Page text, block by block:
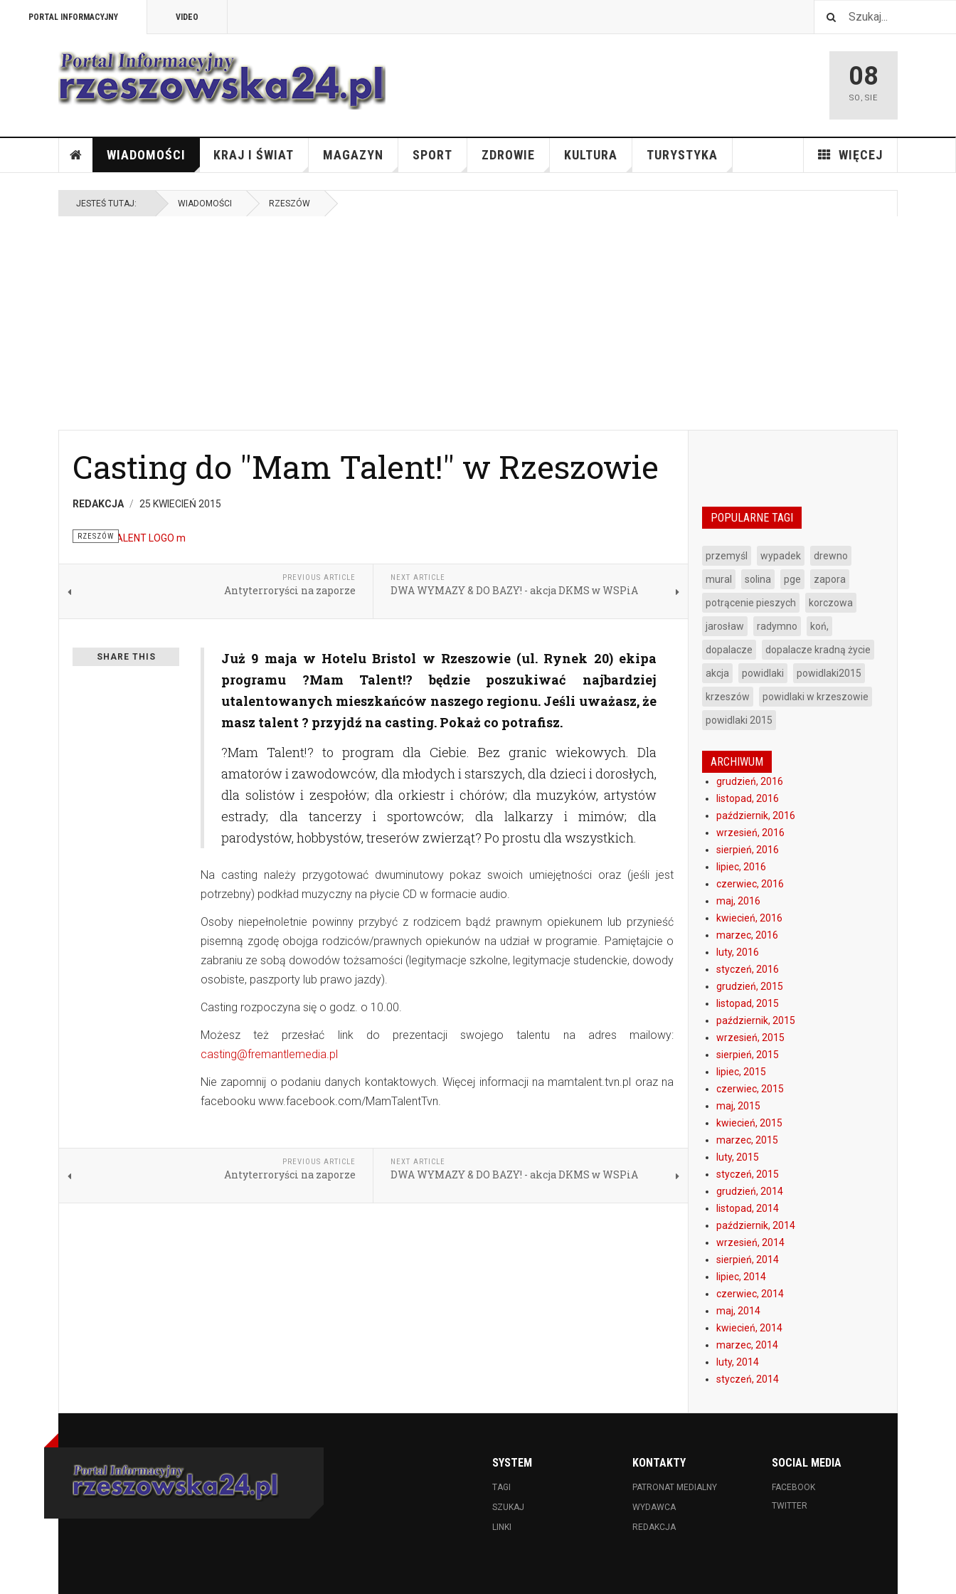
PORTAL INFORMACYJNY VIDEO
08
SO , SIE
WIADOMOŚCI KRAJ I ŚWIAT MAGAZYN SPORT ZDROWIE KULTURA TURYSTYKA WIĘCEJ
JESTEŚ TUTAJ: WIADOMOŚCI RZESZÓW
Casting do "Mam Talent!" w Rzeszowie
REDAKCJA 25 KWIECIEŃ 2015
RZESZÓW
PREVIOUS ARTICLE
Antyterroryści na zaporze
NEXT ARTICLE
DWA WYMAZY & DO BAZY! - akcja DKMS w WSPiA
SHARE THIS Już 9 maja w Hotelu Bristol w Rzeszowie (ul. Rynek 20)ekipa
programu ?Mam Talent!? będzie poszukiwać najbardziej
utalentowanych mieszkańców naszego regionu. Jeśli uważasz, że
masz talent ? przyjdź na casting. Pokaż co potrafisz.
?Mam Talent!? to program dla Ciebie. Bez granic wiekowych. Dla
amatorów i zawodowców, dla młodych i starszych, dla dzieci i dorosłych,
dla solistów i zespołów; dla orkiestr i chórów; dla muzyków, artystów
estrady; dla tancerzy i sportowców; dla lalkarzy i mimów; dla
parodystów, hobbystów, treserów zwierząt? Po prostu dla wszystkich.
Na casting należy przygotować dwuminutowy pokaz swoich umiejętności oraz (jeśli jest
potrzebny) podkład muzyczny na płycie CD w formacie audio.
Osoby niepełnoletnie powinny przybyć z rodzicem bądź prawnym opiekunem lub przynieść
pisemną zgodę obojga rodziców/prawnych opiekunów na udział w programie. Pamiętajcie o
zabraniu ze sobą dowodów tożsamości (legitymacje szkolne, legitymacje studenckie, dowody
osobiste, paszporty lub prawo jazdy).
Casting rozpoczyna się o godz. o 10.00.
Możesz też przesłać link do prezentacji swojego talentu na adres mailowy:
casting@fremantlemedia.pl
Nie zapomnij o podaniu danych kontaktowych. Więcej informacji na mamtalent.tvn.pl oraz na
facebooku www.facebook.com/MamTalentTvn.
PREVIOUS ARTICLE
Antyterroryści na zaporze
NEXT ARTICLE
DWA WYMAZY & DO BAZY! - akcja DKMS w WSPiA
POPULARNE TAGI
przemyśl wypadek drewno
mural solina pge zapora
potrącenie pieszych korczowa
jarosław radymno koń,
dopalacze dopalacze kradną życie
akcja powidlaki powidlaki2015
krzeszów powidlaki w krzeszowie
powidlaki 2015
ARCHIWUM
grudzień, 2016
listopad, 2016
październik, 2016
wrzesień, 2016
sierpień, 2016
lipiec, 2016
czerwiec, 2016
maj, 2016
kwiecień, 2016
marzec, 2016
luty, 2016
styczeń, 2016
grudzień, 2015
listopad, 2015
październik, 2015
wrzesień, 2015
sierpień, 2015
lipiec, 2015
czerwiec, 2015
maj, 2015
kwiecień, 2015
marzec, 2015
luty, 2015
styczeń, 2015
grudzień, 2014
listopad, 2014
październik, 2014
wrzesień, 2014
sierpień, 2014
lipiec, 2014
czerwiec, 2014
maj, 2014
kwiecień, 2014
marzec, 2014
luty, 2014
styczeń, 2014
SYSTEM
TAGI
SZUKAJ
LINKI
KONTAKTY
PATRONAT MEDIALNY
WYDAWCA
REDAKCJA
SOCIAL MEDIA
FACEBOOK
TWITTER